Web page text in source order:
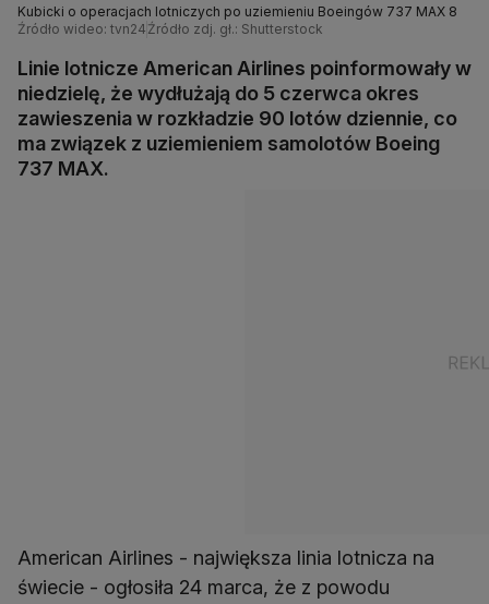
Kubicki o operacjach lotniczych po uziemieniu Boeingów 737 MAX 8
Źródło wideo: tvn24 Źródło zdj. gł.: Shutterstock
Linie lotnicze American Airlines poinformowały w
niedzielę, że wydłużają do 5 czerwca okres
zawieszenia w rozkładzie 90 lotów dziennie, co
ma związek z uziemieniem samolotów Boeing
737 MAX.
American Airlines - największa linia lotnicza na
świecie - ogłosiła 24 marca, że z powodu